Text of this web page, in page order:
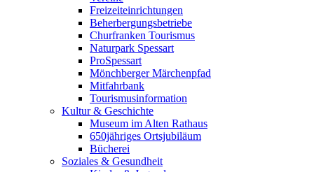
Freizeiteinrichtungen
Beherbergungsbetriebe
Churfranken Tourismus
Naturpark Spessart
ProSpessart
Mönchberger Märchenpfad
Mitfahrbank
Tourismusinformation
Kultur & Geschichte
Museum im Alten Rathaus
650jähriges Ortsjubiläum
Bücherei
Soziales & Gesundheit